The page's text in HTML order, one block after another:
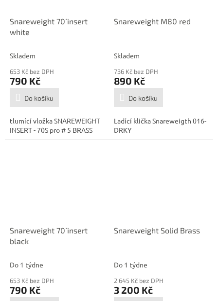
Snareweight 70´ insert
white
Skladem
653 Kč bez DPH
790 Kč
Do košíku
tlumící vložka SNAREWEIGHT
INSERT - 70S pro # 5 BRASS
Snareweight M80 red
Skladem
736 Kč bez DPH
890 Kč
Do košíku
Ladící klička Snareweigth 016-
DRKY
Snareweight 70´ insert
black
Do 1 týdne
653 Kč bez DPH
790 Kč
Snareweight Solid Brass
Do 1 týdne
2 645 Kč bez DPH
3 200 Kč